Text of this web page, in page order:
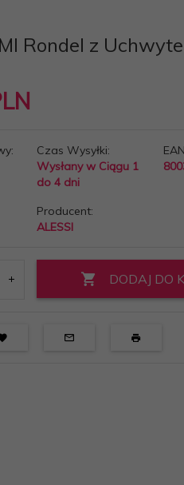
Rondel z
Czas Wysyłki:
Wysłany w Ciągu 1
do 4 dni
Producent:
ALESSI
DODAJ DO